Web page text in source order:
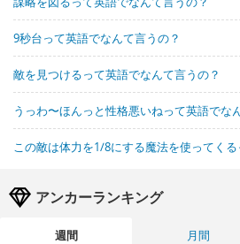
9秒台って英語でなんて言うの？
敵を見つけるって英語でなんて言うの？
うっわ〜ほんっと性格悪いねって英語でな
この敵は体力を1/8にする魔法を使ってく
アンカーランキング
週間 月間